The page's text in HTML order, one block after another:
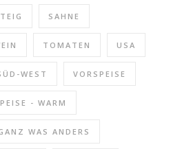
SAHNE
TOMATEN USA
WEST VORSPEISE
- WARM
WAS ANDERS